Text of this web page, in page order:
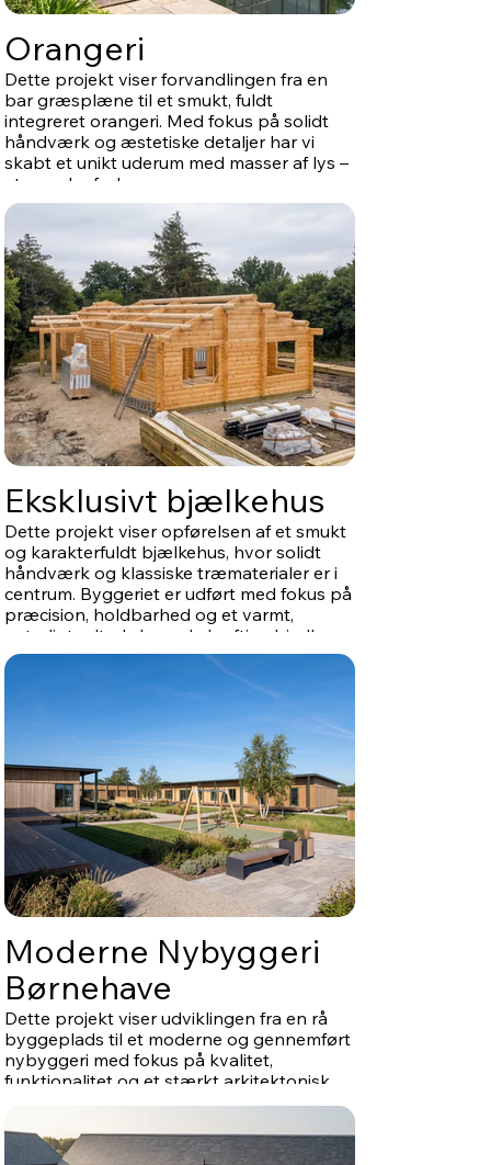
Orangeri
Dette projekt viser forvandlingen fra en
bar græsplæne til et smukt, fuldt
integreret orangeri. Med fokus på solidt
håndværk og æstetiske detaljer har vi
skabt et unikt uderum med masser af lys –
et rum der forlænger sommeren og
trækker naturen helt ind.
Eksklusivt bjælkehus
Dette projekt viser opførelsen af et smukt
og karakterfuldt bjælkehus, hvor solidt
håndværk og klassiske træmaterialer er i
centrum. Byggeriet er udført med fokus på
præcision, holdbarhed og et varmt,
naturligt udtryk, hvor de kraftige bjælker
giver huset en tydelig identitet og en
særlig arkitektonisk ro.
Moderne Nybyggeri
Børnehave
Dette projekt viser udviklingen fra en rå
byggeplads til et moderne og gennemført
nybyggeri med fokus på kvalitet,
funktionalitet og et stærkt arkitektonisk
udtryk. Med varme træfacader, store
er der skabt et byggeri, hvor materialer og